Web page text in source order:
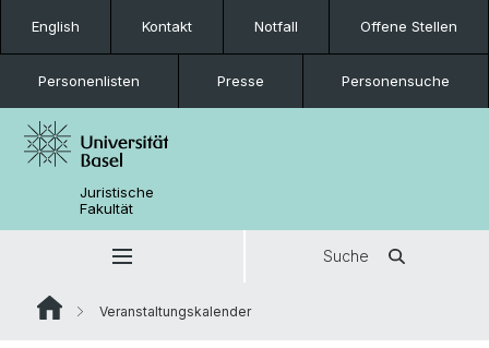
English Kontakt Notfall Offene Stellen
Personenlisten Presse Personensuche
Juristische
Fakultät
Suche
Veranstaltungskalender